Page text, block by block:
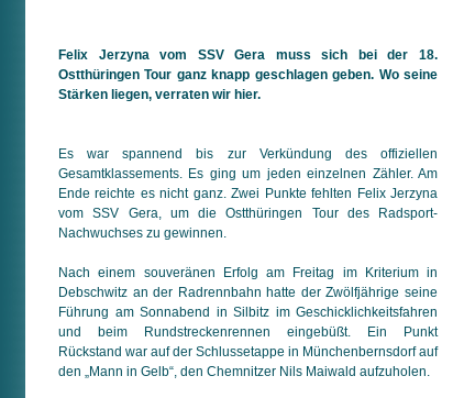
Felix Jerzyna vom SSV Gera muss sich bei der 18.
Ostthüringen Tour ganz knapp geschlagen geben. Wo seine
Stärken liegen, verraten wir hier.
Es war spannend bis zur Verkündung des offiziellen
Gesamtklassements. Es ging um jeden einzelnen Zähler. Am
Ende reichte es nicht ganz. Zwei Punkte fehlten Felix Jerzyna
vom SSV Gera, um die Ostthüringen Tour des Radsport-
Nachwuchses zu gewinnen.
Nach einem souveränen Erfolg am Freitag im Kriterium in
Debschwitz an der Radrennbahn hatte der Zwölfjährige seine
Führung am Sonnabend in Silbitz im Geschicklichkeitsfahren
und beim Rundstreckenrennen eingebüßt. Ein Punkt
Rückstand war auf der Schlussetappe in Münchenbernsdorf auf
den „Mann in Gelb“, den Chemnitzer Nils Maiwald aufzuholen.